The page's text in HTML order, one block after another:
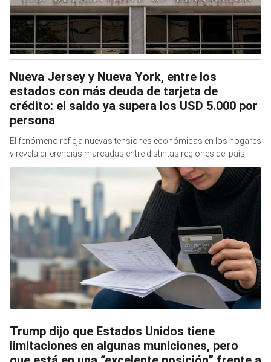
Nueva Jersey y Nueva York, entre los
estados con más deuda de tarjeta de
crédito: el saldo ya supera los USD 5.000 por
persona
El fenómeno refleja nuevas tensiones económicas en los hogares
y revela diferencias marcadas entre distintas regiones del país
Trump dijo que Estados Unidos tiene
limitaciones en algunas municiones, pero